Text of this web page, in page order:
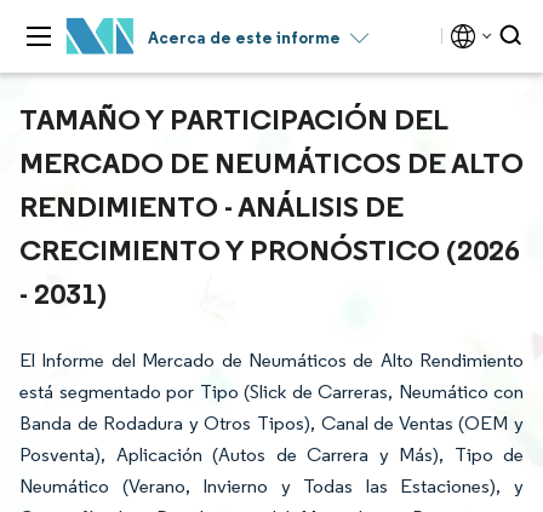
Acerca de este informe
TAMAÑO Y PARTICIPACIÓN DEL
MERCADO DE NEUMÁTICOS DE ALTO
RENDIMIENTO - ANÁLISIS DE
CRECIMIENTO Y PRONÓSTICO (2026
- 2031)
El Informe del Mercado de Neumáticos de Alto Rendimiento
está segmentado por Tipo (Slick de Carreras, Neumático con
Banda de Rodadura y Otros Tipos), Canal de Ventas (OEM y
Posventa), Aplicación (Autos de Carrera y Más), Tipo de
Neumático (Verano, Invierno y Todas las Estaciones), y